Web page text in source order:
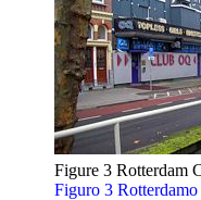
Figure 3 Rotterdam
Figuro 3